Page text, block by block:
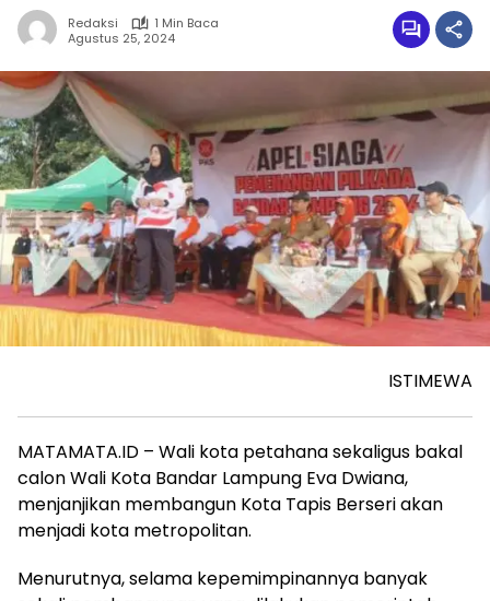
Redaksi
1 Min Baca
Agustus 25, 2024
ISTIMEWA
MATAMATA.ID – Wali kota petahana sekaligus bakal
calon Wali Kota Bandar Lampung Eva Dwiana,
menjanjikan membangun Kota Tapis Berseri akan
menjadi kota metropolitan.
Menurutnya, selama kepemimpinannya banyak